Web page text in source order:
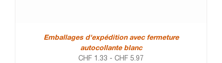
Emballages d'expédition avec fermeture
autocollante blanc
CHF 1.33 - CHF 5.97